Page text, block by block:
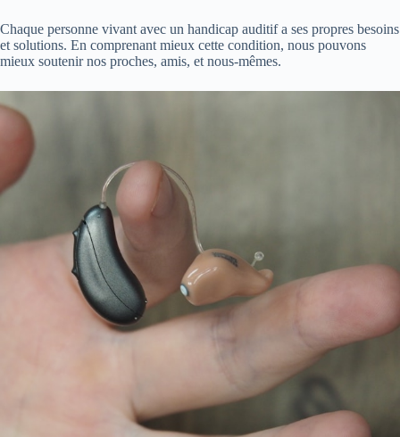
Chaque personne vivant avec un handicap auditif a ses propres besoins
et solutions. En comprenant mieux cette condition, nous pouvons
mieux soutenir nos proches, amis, et nous-mêmes.